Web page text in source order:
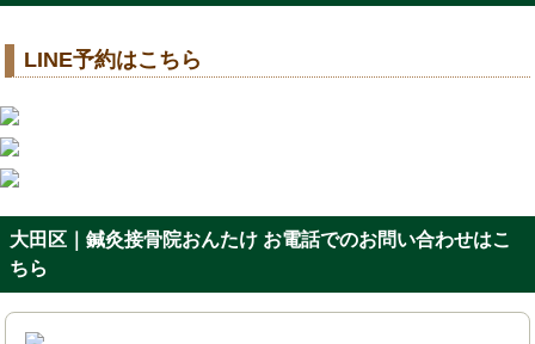
LINE予約はこちら
大田区｜鍼灸接骨院おんたけ お電話でのお問い合わせはこ
ちら